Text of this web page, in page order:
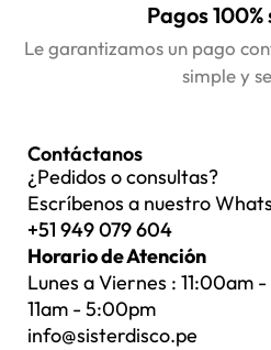
Pagos
Le garantizamos un pago
simple y
Contáctanos
¿Pedidos o consultas?
Escríbenos a nuestro
+51 949 079 604
Horario de Atención
Lunes a Viernes : 11:00am
11am - 5:00pm
info@sisterdisco.pe